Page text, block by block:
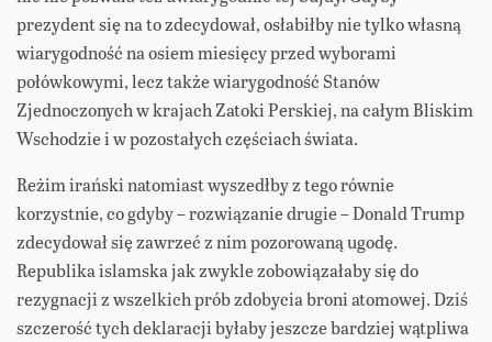
prezydent się na to zdecydował, osłabiłby nie tylko własną
wiarygodność na osiem miesięcy przed wyborami
połówkowymi, lecz także wiarygodność Stanów
Zjednoczonych w krajach Zatoki Perskiej, na całym Bliskim
Wschodzie i w pozostałych częściach świata.
Reżim irański natomiast wyszedłby z tego równie
korzystnie, co gdyby – rozwiązanie drugie – Donald Trump
zdecydował się zawrzeć z nim pozorowaną ugodę.
Republika islamska jak zwykle zobowiązałaby się do
rezygnacji z wszelkich prób zdobycia broni atomowej. Dziś
szczerość tych deklaracji byłaby jeszcze bardziej wątpliwa